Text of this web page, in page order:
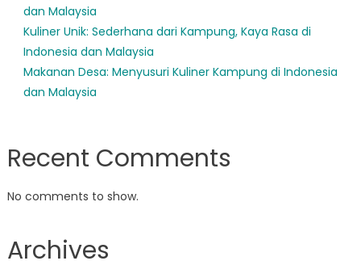
dan Malaysia
Kuliner Unik: Sederhana dari Kampung, Kaya Rasa di
Indonesia dan Malaysia
Makanan Desa: Menyusuri Kuliner Kampung di Indonesia
dan Malaysia
Recent Comments
No comments to show.
Archives